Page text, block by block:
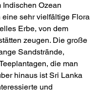
Indischen Ozean
sehr vielfältige Flora
Erbe, von dem
zeugen. Die große
Sandstrände,
die man
hinaus ist Sri Lanka
und